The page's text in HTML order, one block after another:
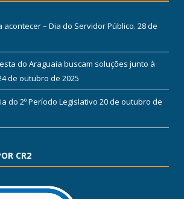
acontecer – Dia do Servidor Público. 28 de
do Araguaia buscam soluções junto à
de outubro de 2025
do 2º Período Legislativo 20 de outubro de
CR2